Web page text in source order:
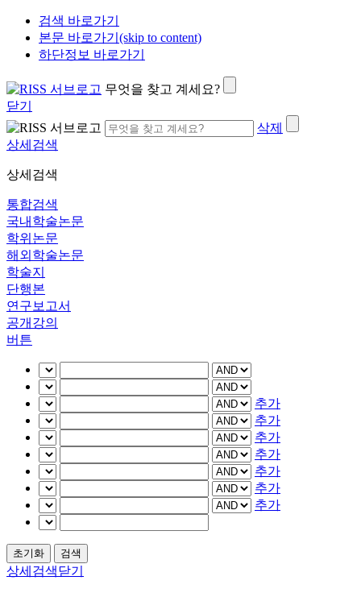
검색 바로가기
본문 바로가기(skip to content)
하단정보 바로가기
무엇을 찾고 계세요?
닫기
삭제
상세검색
상세검색
통합검색
국내학술논문
학위논문
해외학술논문
학술지
단행본
연구보고서
공개강의
버튼
추가
추가
추가
추가
추가
추가
추가
상세검색닫기